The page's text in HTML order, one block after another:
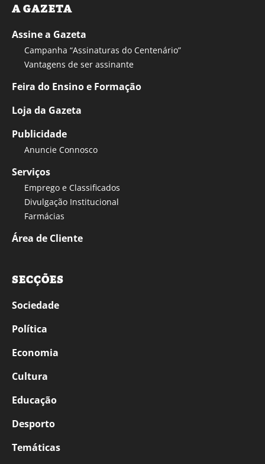
A GAZETA
Assine a Gazeta
Campanha “Assinaturas do Centenário”
Vantagens de ser assinante
Feira do Ensino e Formação
Loja da Gazeta
Publicidade
Anuncie Connosco
Serviços
Emprego e Classificados
Divulgação Institucional
Farmácias
Área de Cliente
SECÇÕES
Sociedade
Política
Economia
Cultura
Educação
Desporto
Temáticas